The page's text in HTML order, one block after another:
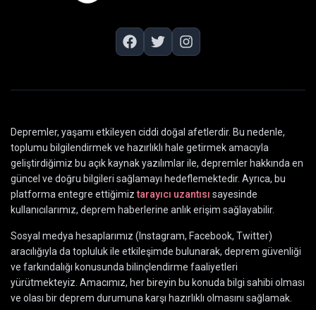
Depremler, yaşamı etkileyen ciddi doğal afetlerdir. Bu nedenle,
toplumu bilgilendirmek ve hazırlıklı hale getirmek amacıyla
geliştirdiğimiz bu açık kaynak yazılımlar ile, depremler hakkında en
güncel ve doğru bilgileri sağlamayı hedeflemektedir. Ayrıca, bu
platforma entegre ettiğimiz tarayıcı uzantısı sayesinde
kullanıcılarımız, deprem haberlerine anlık erişim sağlayabilir.
Sosyal medya hesaplarımız (Instagram, Facebook, Twitter)
aracılığıyla da topluluk ile etkileşimde bulunarak, deprem güvenliği
ve farkındalığı konusunda bilinçlendirme faaliyetleri
yürütmekteyiz. Amacımız, her bireyin bu konuda bilgi sahibi olması
ve olası bir deprem durumuna karşı hazırlıklı olmasını sağlamak.